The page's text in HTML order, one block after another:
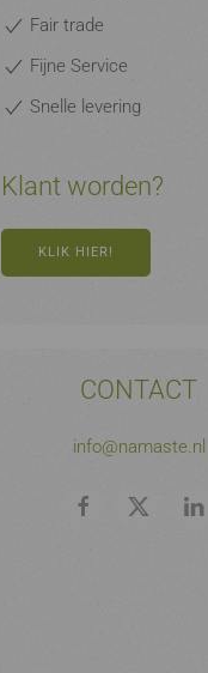
Fair trade
Fijne Service
Snelle levering
Klant worden?
KLIK HIER!
CONTACT
info@namaste.nl